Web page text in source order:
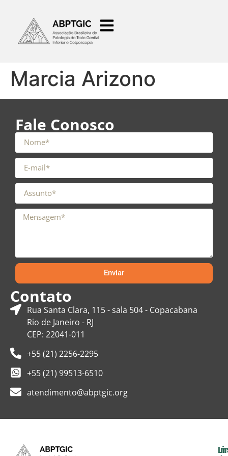
Marcia Arizono
Fale Conosco
Enviar
Contato
Rua Santa Clara, 115 - sala 504 - Copacabana
Rio de Janeiro - RJ
CEP: 22041-011
+55 (21) 2256-2295
+55 (21) 99513-6510
atendimento@abptgic.org